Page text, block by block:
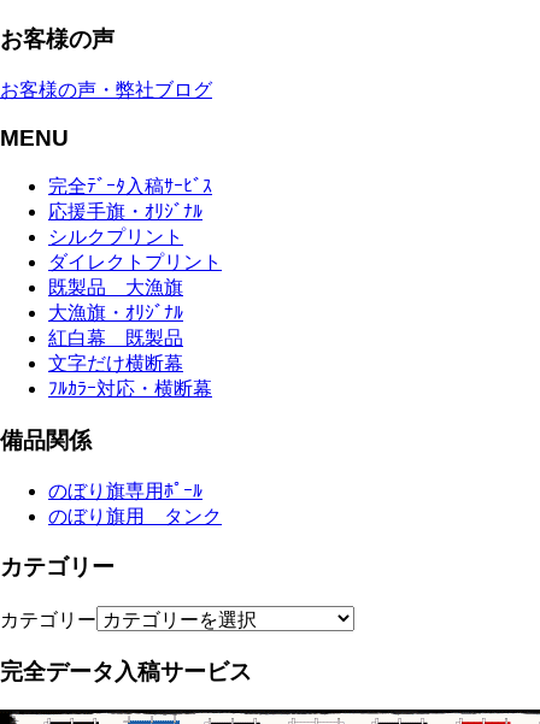
お客様の声
お客様の声・弊社ブログ
MENU
完全ﾃﾞｰﾀ入稿ｻｰﾋﾞｽ
応援手旗・ｵﾘｼﾞﾅﾙ
シルクプリント
ダイレクトプリント
既製品 大漁旗
大漁旗・ｵﾘｼﾞﾅﾙ
紅白幕 既製品
文字だけ横断幕
ﾌﾙｶﾗｰ対応・横断幕
備品関係
のぼり旗専用ﾎﾟｰﾙ
のぼり旗用 タンク
カテゴリー
カテゴリー
完全データ入稿サービス